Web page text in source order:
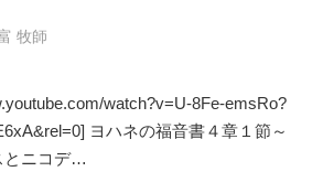
牧師
watch?v=U-8Fe-emsRo?
ヨハネの福音書４章１節～
とニコデ…